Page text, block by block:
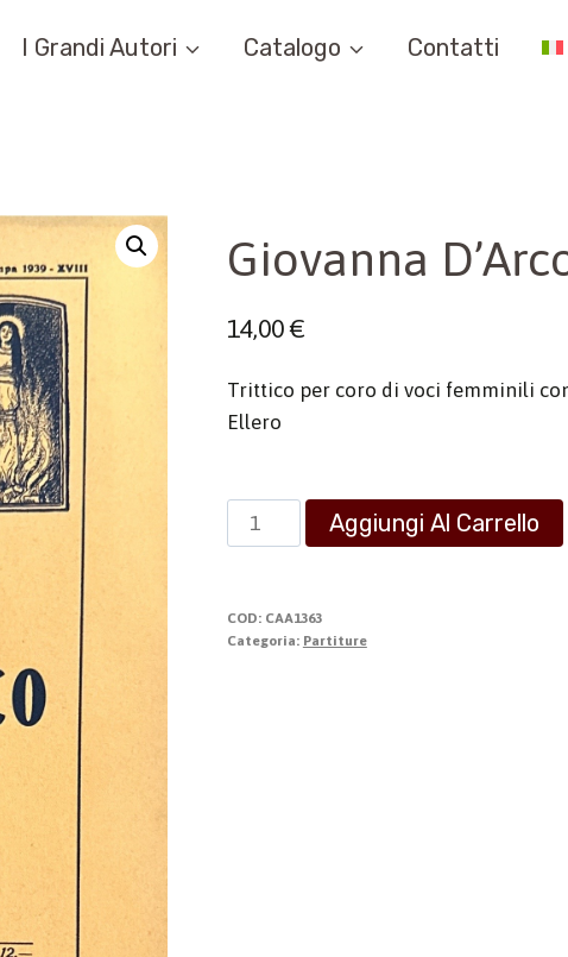
I Grandi Autori Catalogo Contatti
Giovanna
14,00€
Trittico per coro di voci femminili
Ellero
Giovanna
D’Arco
Aggiungi Al Carrello
COD: CAA1363
Categoria: Partiture